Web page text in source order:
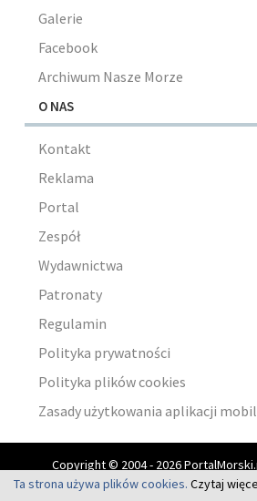
Galerie
Facebook
Archiwum Nasze Morze
O NAS
Kontakt
Reklama
Portal
Zespół
Wydawnictwa
Patronaty
Regulamin
Polityka prywatności
Polityka plików cookies
Zasady użytkowania aplikacji
Copyright © 2004 - 2026
zastrzeżone.
Ta strona używa plików cookies. Czytaj